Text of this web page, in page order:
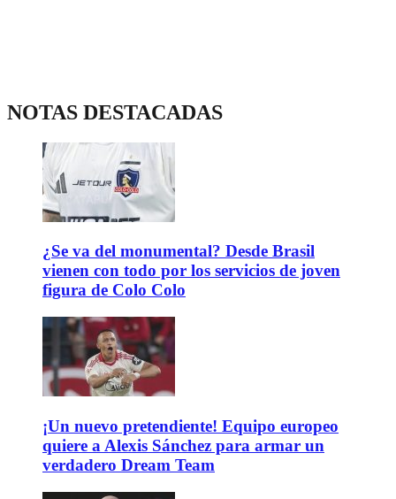
NOTAS DESTACADAS
¿Se va del monumental? Desde Brasil
vienen con todo por los servicios de joven
figura de Colo Colo
¡Un nuevo pretendiente! Equipo europeo
quiere a Alexis Sánchez para armar un
verdadero Dream Team